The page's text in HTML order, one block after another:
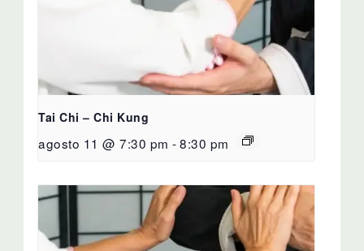
Tai Chi – Chi Kung
agosto 11 @ 7:30 pm -8:30 pm